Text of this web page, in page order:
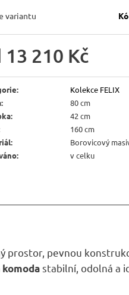
variantu
13 210 Kč
:
Kolekce FELIX
:
80 cm
:
42 cm
160 cm
:
Borovicový
: v celku
prostor, pevnou
stabilní, odolná a
BAX25 S ÚLOŽNÝM
6 048 Kč